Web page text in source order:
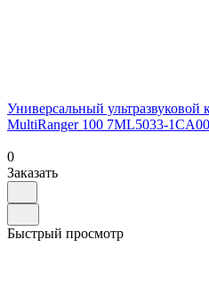
Универсальный ультразвуковой
MultiRanger 100 7ML5033-
0
Заказать
Быстрый просмотр